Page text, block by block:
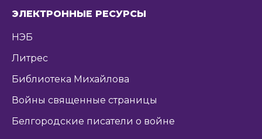
ЭЛЕКТРОННЫЕ РЕСУРСЫ
НЭБ
Литрес
Библиотека Михайлова
Войны священные страницы
Белгородские писатели о войне